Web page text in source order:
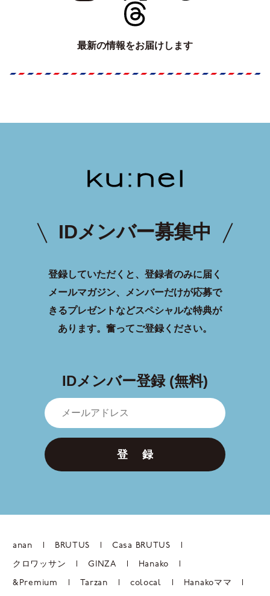
最新の情報をお届けします
IDメンバー募集中
登録していただくと、登録者のみに届く
メールマガジン、メンバーだけが応募で
きるプレゼントなどスペシャルな特典が
あります。 奮ってご登録ください。
IDメンバー登録 (無料)
登 録
anan BRUTUS Casa BRUTUS
クロワッサン GINZA Hanako
&Premium Tarzan colocal Hanakoママ